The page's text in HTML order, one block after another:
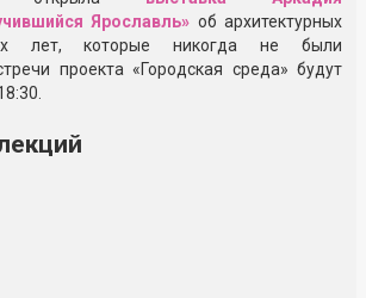
Ярославль» об архитектурных
лет, которые никогда не были
проекта «Городская среда» будут